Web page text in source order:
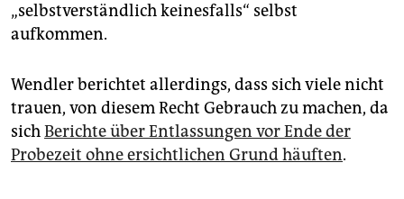
„selbstverständlich keinesfalls“ selbst
aufkommen.
Wendler berichtet allerdings, dass sich viele nicht
trauen, von diesem Recht Gebrauch zu machen, da
sichBerichte über Entlassungen vor Ende der
Probezeit ohne ersichtlichen Grund häuften.